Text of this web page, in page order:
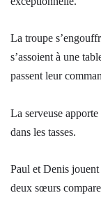
La troupe
s’assoient à une
passent leur
La serveuse
dans les tasses.
Paul et Denis
deux sœurs